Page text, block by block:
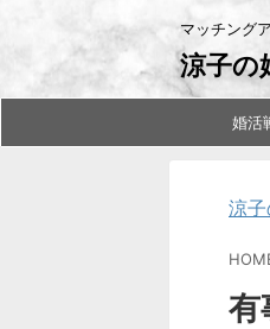
マッチング
涼子の
婚活
涼
有